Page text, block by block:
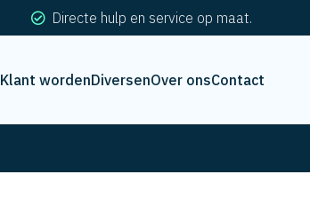
Directe hulp en service op maat.
Klant wordenDiversenOver onsContact